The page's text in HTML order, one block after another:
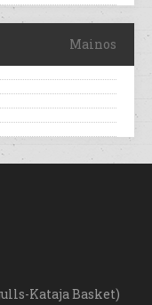
Mainos
Kataja Basket)